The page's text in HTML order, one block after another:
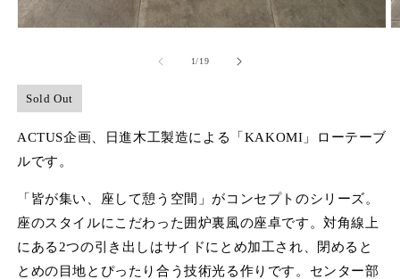
ル
で
メ
デ
ィ
ア
を
く
1/の
19
Sold Out
ACTUS企画、日進木工製造による「KAKOMI」ローテーブ
ルです。
「皆が集い、座して憩う空間」がコンセプトのシリーズ。
座のスタイルにこだわった囲炉裏風の座卓です。対角線上
にある2つの引き出しはサイドにとめ加工され、閉めると
とめの目地とぴったり合う技術光る作りです。センター部